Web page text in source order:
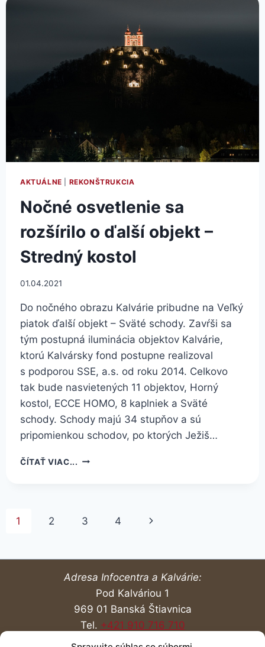
AKTUÁLNE REKONŠTRUKCIA
Nočné osvetlenie sa
rozšírilo o ďalší objekt –
Stredný kostol
01.04.2021
Do nočného obrazu Kalvárie pribudne na Veľký
piatok ďalší objekt – Sväté schody. Zavŕši sa
tým postupná iluminácia objektov Kalvárie,
ktorú Kalvársky fond postupne realizoval
s podporou SSE, a.s. od roku 2014. Celkovo
tak bude nasvietených 11 objektov, Horný
kostol, ECCE HOMO, 8 kaplniek a Sväté
schody. Schody majú 34 stupňov a sú
pripomienkou schodov, po ktorých Ježiš…
ČÍTAŤ VIAC... NOČNÉ
ĎALŠÍ
STREDNÝ
Page
1 2 3 4
Next
Adresa Infocentra a Kalvárie:
Pod Kalváriou 1
969 01 Banská Štiavnica
Tel. +421 910 716 710